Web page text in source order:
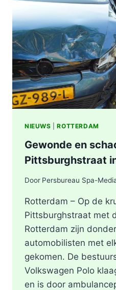
ONGEVAL,
BESTUURDER
NIEUWS |ROTTERDAM
Gewonde en
Pittsburghstraat
Door Persbureau Spa-
Rotterdam – Op de
Pittsburghstraat met
Rotterdam zijn
automobilisten met
gekomen. De
Volkswagen Polo
en is door